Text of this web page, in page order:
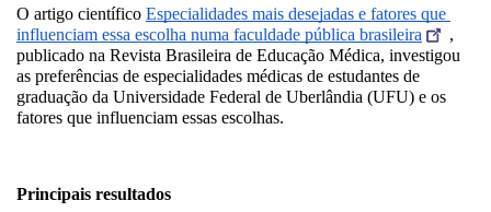
O artigo científico Especialidades mais desejadas e fatores que
influenciam essa escolha numa faculdade pública brasileira
,
publicado na Revista Brasileira de Educação Médica, investigou
as preferências de especialidades médicas de estudantes de
graduação da Universidade Federal de Uberlândia (UFU) e os
fatores que influenciam essas escolhas.
Principais resultados